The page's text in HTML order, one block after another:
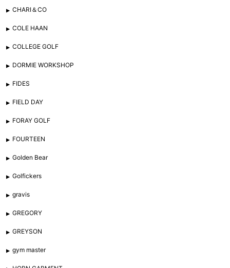
CHARI＆CO
COLE HAAN
COLLEGE GOLF
DORMIE WORKSHOP
FIDES
FIELD DAY
FORAY GOLF
FOURTEEN
Golden Bear
Golfickers
gravis
GREGORY
GREYSON
gym master